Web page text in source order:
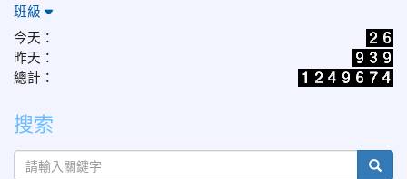
班級
今天：
昨天：
總計：
搜索